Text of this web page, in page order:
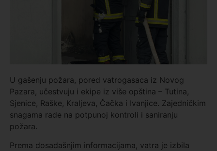
U gašenju požara, pored vatrogasaca iz Novog
Pazara, učestvuju i ekipe iz više opština – Tutina,
Sjenice, Raške, Kraljeva, Čačka i Ivanjice. Zajedničkim
snagama rade na potpunoj kontroli i saniranju
požara.
Prema dosadašnjim informacijama, vatra je izbila